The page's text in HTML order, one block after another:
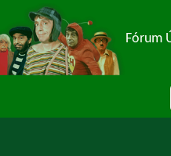
Fórum